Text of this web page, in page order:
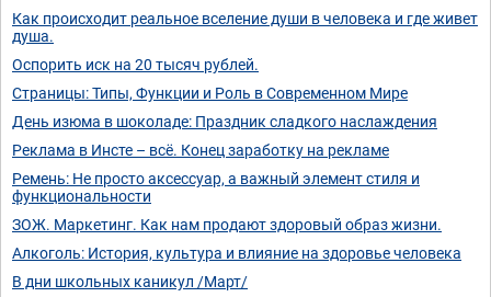
Как происходит реальное вселение души в человека и где живет
душа.
Оспорить иск на 20 тысяч рублей.
Страницы: Типы, Функции и Роль в Современном Мире
День изюма в шоколаде: Праздник сладкого наслаждения
Реклама в Инсте – всё. Конец заработку на рекламе
Ремень: Не просто аксессуар, а важный элемент стиля и
функциональности
ЗОЖ. Маркетинг. Как нам продают здоровый образ жизни.
Алкоголь: История, культура и влияние на здоровье человека
В дни школьных каникул /Март/